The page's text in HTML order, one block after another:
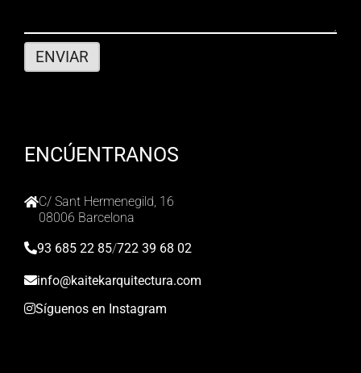
ENCÚENTRANOS
C/ Sant Hermenegild, 16
08006 Barcelona
93 685 22 85/722 39 68 02
info@kaitekarquitectura.com
Síguenos en Instagram